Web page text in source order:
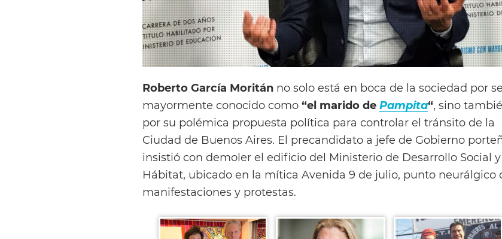
Roberto García Moritán no solo está en boca de la sociedad por
mayormente conocido como “el marido de Pampita“, sino
por su polémica propuesta política para controlar el tránsito de la
Ciudad de Buenos Aires. El precandidato a jefe de Gobierno
insistió con demoler el edificio del Ministerio de Desarrollo Social y
Hábitat, ubicado en la mítica Avenida 9 de julio, punto neurálgico
manifestaciones y protestas.